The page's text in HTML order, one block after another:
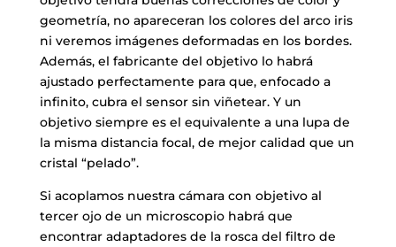
geometría, no apareceran los colores del arco iris
ni veremos imágenes deformadas en los bordes.
Además, el fabricante del objetivo lo habrá
ajustado perfectamente para que, enfocado a
infinito, cubra el sensor sin viñetear. Y un
objetivo siempre es el equivalente a una lupa de
la misma distancia focal, de mejor calidad que un
cristal “pelado”.
Si acoplamos nuestra cámara con objetivo al
tercer ojo de un microscopio habrá que
encontrar adaptadores de la rosca del filtro de